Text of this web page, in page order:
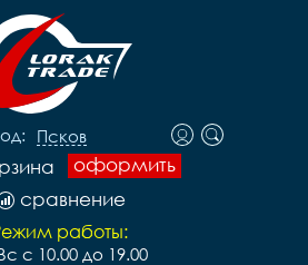
Псков
оформить
сравнение
работы:
с 10.00 до 19.00